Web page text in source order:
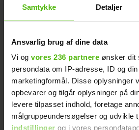
Samtykke Detaljer
Ansvarlig brug af dine data
Vi og vores 236 partnere ønsker dit
persondata om IP-adresse, ID og
marketingformål. Disse oplysninger
opbevarer og tilgår oplysninger på
levere tilpasset indhold, foretage
målgruppeundersøgelser og udvikle
indstillinger og i vores
Vi var skeptiske før den 1.
helt tryllebundet – nu